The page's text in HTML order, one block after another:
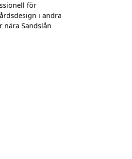
för
i andra
nära Sandslån